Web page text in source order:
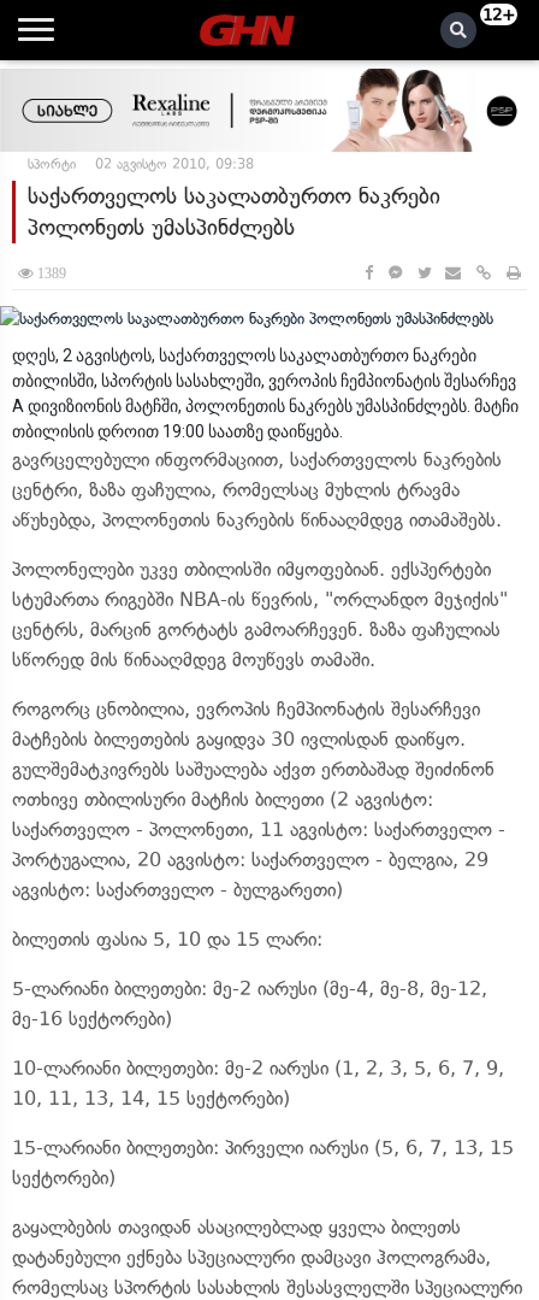
12+
სპორტი 02 აგვისტო 2010, 09:38
საქართველოს საკალათბურთო ნაკრები
პოლონეთს უმასპინძლებს
1389
დღეს, 2 აგვისტოს, საქართველოს საკალათბურთო ნაკრები
თბილისში, სპორტის სასახლეში, ვეროპის ჩემპიონატის შესარჩევ
A დივიზიონის მატჩში, პოლონეთის ნაკრებს უმასპინძლებს. მატჩი
თბილისის დროით 19:00 საათზე დაიწყება.
გავრცელებული ინფორმაციით, საქართველოს ნაკრების
ცენტრი, ზაზა ფაჩულია, რომელსაც მუხლის ტრავმა
აწუხებდა, პოლონეთის ნაკრების წინააღმდეგ ითამაშებს.
პოლონელები უკვე თბილისში იმყოფებიან. ექსპერტები
სტუმართა რიგებში NBA-ის წევრის, "ორლანდო მეჯიქის"
ცენტრს, მარცინ გორტატს გამოარჩევენ. ზაზა ფაჩულიას
სწორედ მის წინააღმდეგ მოუწევს თამაში.
როგორც ცნობილია, ევროპის ჩემპიონატის შესარჩევი
მატჩების ბილეთების გაყიდვა 30 ივლისდან დაიწყო.
გულშემატკივრებს საშუალება აქვთ ერთბაშად შეიძინონ
ოთხივე თბილისური მატჩის ბილეთი (2 აგვისტო:
საქართველო - პოლონეთი, 11 აგვისტო: საქართველო -
პორტუგალია, 20 აგვისტო: საქართველო - ბელგია, 29
აგვისტო: საქართველო - ბულგარეთი)
ბილეთის ფასია 5, 10 და 15 ლარი:
5-ლარიანი ბილეთები: მე-2 იარუსი (მე-4, მე-8, მე-12,
მე-16 სექტორები)
10-ლარიანი ბილეთები: მე-2 იარუსი (1, 2, 3, 5, 6, 7, 9,
10, 11, 13, 14, 15 სექტორები)
15-ლარიანი ბილეთები: პირველი იარუსი (5, 6, 7, 13, 15
სექტორები)
გაყალბების თავიდან ასაცილებლად ყველა ბილეთს
დატანებული ექნება სპეციალური დამცავი ჰოლოგრამა,
რომელსაც სპორტის სასახლის შესასვლელში სპეციალური